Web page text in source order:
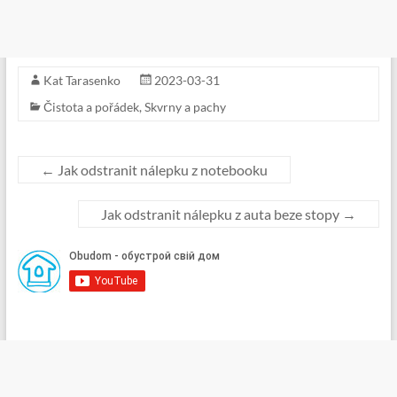
Kat Tarasenko
2023-03-31
Čistota a pořádek, Skvrny a pachy
← Jak odstranit nálepku z notebooku
Jak odstranit nálepku z auta beze stopy →